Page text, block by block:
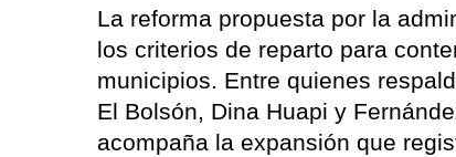
La reforma propuesta por la
los criterios de reparto para
municipios. Entre quienes
El Bolsón, Dina Huapi y
acompaña la expansión que